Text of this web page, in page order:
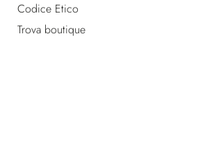
Codice Etico
Trova boutique